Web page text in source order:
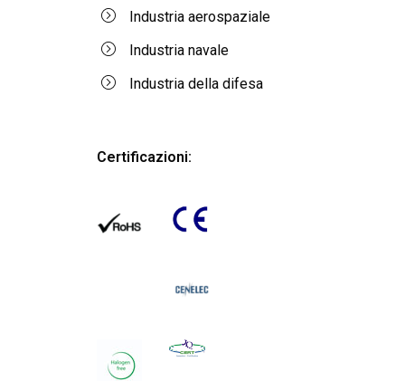
Industria aerospaziale
Industria navale
Industria della difesa
Certificazioni: